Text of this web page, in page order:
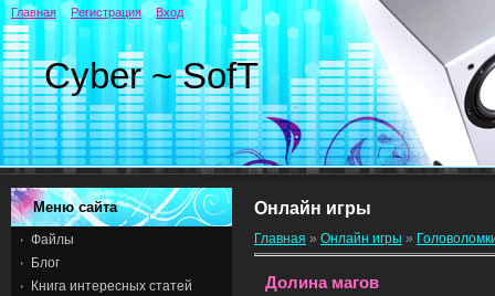
Cyber ~ SofT
Главная Регистрация Вход
Меню сайта
Файлы
Блог
Книга интересных статей
Онлайн игры
Главная » Онлайн игры »
Долина магов